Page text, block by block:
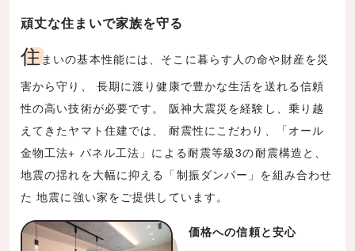
頑丈な住まいで家族を守る
住まいの基本性能には、そこに暮らす人の命や財産を災
害から守り、 長期に渡り健康で豊かな生活を送れる信頼
性の高い技術が必要です。 阪神大震災を経験し、乗り越
えてきたヤマト住建では、 耐震性にこだわり、「オール
金物工法+ パネル工法」による耐震等級3の耐震構造と、
地震の揺れを大幅に抑える「制振ダンパー」を組み合わせ
た 地震に強い家をご提供しています。
価格への信頼と安心